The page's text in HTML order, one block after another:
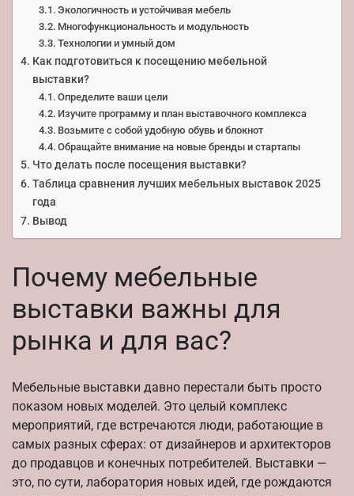
Экологичность и устойчивая мебель
Многофункциональность и модульность
Технологии и умный дом
Как подготовиться к посещению мебельной
выставки?
Определите ваши цели
Изучите программу и план выставочного комплекса
Возьмите с собой удобную обувь и блокнот
Обращайте внимание на новые бренды и стартапы
Что делать после посещения выставки?
Таблица сравнения лучших мебельных выставок 2025
года
Вывод
Почему мебельные
выставки важны для
рынка и для вас?
Мебельные выставки давно перестали быть просто
показом новых моделей. Это целый комплекс
мероприятий, где встречаются люди, работающие в
самых разных сферах: от дизайнеров и архитекторов
до продавцов и конечных потребителей. Выставки —
это, по сути, лаборатория новых идей, где рождаются